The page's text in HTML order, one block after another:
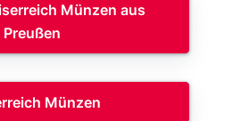
Münzen aus
Preußen
Münzen